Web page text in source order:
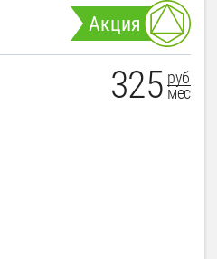
Акция
325 руб
мес